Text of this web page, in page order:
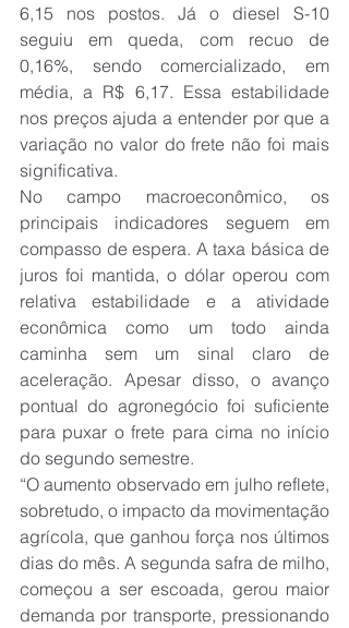
6,15 nos postos. Já o diesel S-10
seguiu em queda, com recuo de
0,16%, sendo comercializado, em
média, a R$ 6,17. Essa estabilidade
nos preços ajuda a entender por que a
variação no valor do frete não foi mais
significativa.
No campo macroeconômico, os
principais indicadores seguem em
compasso de espera. A taxa básica de
juros foi mantida, o dólar operou com
relativa estabilidade e a atividade
econômica como um todo ainda
caminha sem um sinal claro de
aceleração. Apesar disso, o avanço
pontual do agronegócio foi suficiente
para puxar o frete para cima no início
do segundo semestre.
“O aumento observado em julho reflete,
sobretudo, o impacto da movimentação
agrícola, que ganhou força nos últimos
dias do mês. A segunda safra de milho,
começou a ser escoada, gerou maior
demanda por transporte, pressionando